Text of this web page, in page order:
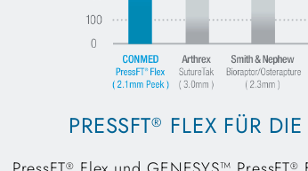
PRESSFT® FLEX FÜR
® ®